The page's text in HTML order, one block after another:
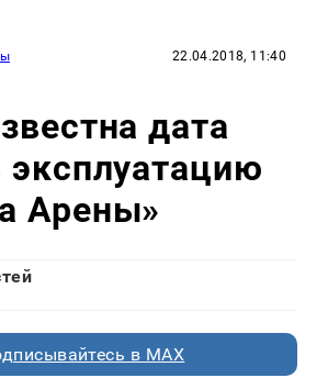
22.04.2018, 11:40
дата
эксплуатацию
Арены»
в MAX